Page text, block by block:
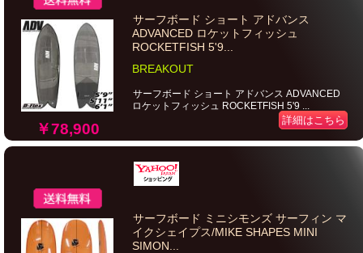
￥78,900
サーフボード ショート アドバンス
ADVANCED ロケットフィッシュ
ROCKETFISH 5'9...
BREAKOUT
サーフボード ショート アドバンス ADVANCED
ロケットフィッシュ ROCKETFISH 5'9 ...
詳細はこちら
サーフボード ミニシモンズ サーフィン マ
イクシェイプス/MIKE SHAPES MINI
SIMON...